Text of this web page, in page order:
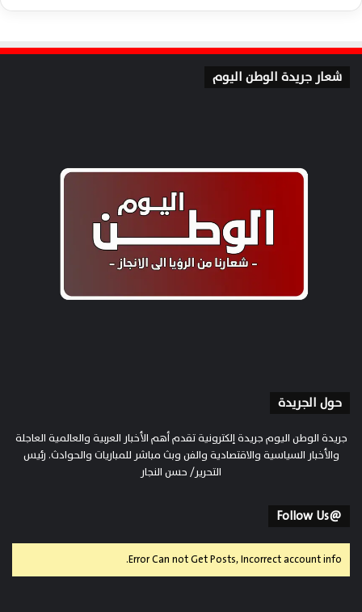
شعار جريدة الوطن اليوم
حول الجريدة
جريدة الوطن اليوم جريدة إلكترونية تقدم أهم الأخبار العربية والعالمية العاجلة
والأخبار السياسية والاقتصادية والفن وبث مباشر للمباريات والحوادث. رئيس
التحرير/ حسن النجار
@Follow Us
Error Can not Get Posts, Incorrect account info.